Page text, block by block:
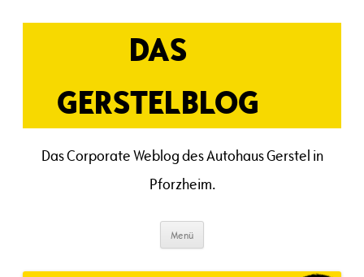
Inhalt
DAS
GERSTELBLOG
Das Corporate Weblog des Autohaus Gerstel in
Pforzheim.
Menü